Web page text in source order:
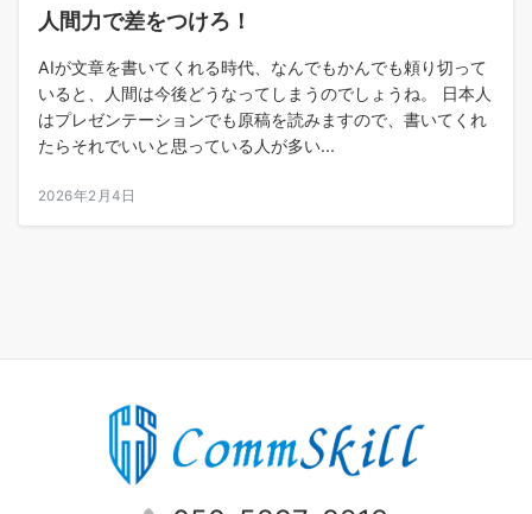
人間力で差をつけろ！
AIが文章を書いてくれる時代、なんでもかんでも頼り切って
いると、人間は今後どうなってしまうのでしょうね。 日本人
はプレゼンテーションでも原稿を読みますので、書いてくれ
たらそれでいいと思っている人が多い...
2026年2月4日